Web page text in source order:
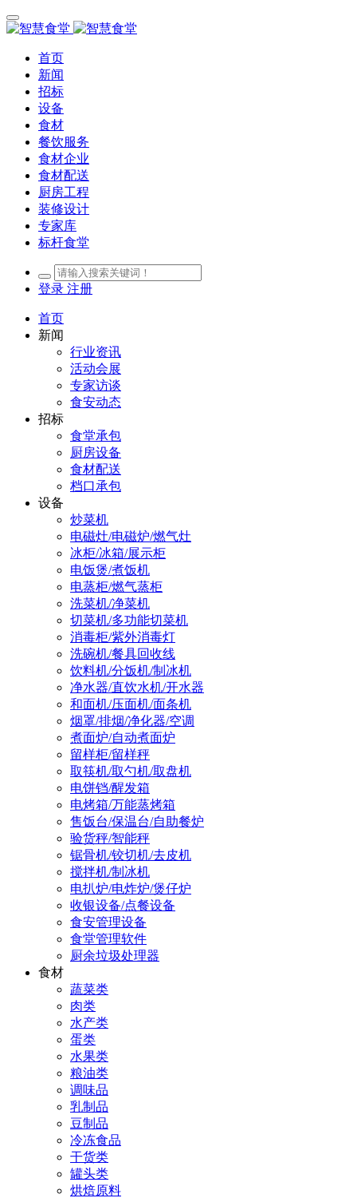
首页
新闻
招标
设备
食材
餐饮服务
食材企业
食材配送
厨房工程
装修设计
专家库
标杆食堂
登录 注册
首页
新闻
行业资讯
活动会展
专家访谈
食安动态
招标
食堂承包
厨房设备
食材配送
档口承包
设备
炒菜机
电磁灶/电磁炉/燃气灶
冰柜/冰箱/展示柜
电饭煲/煮饭机
电蒸柜/燃气蒸柜
洗菜机/净菜机
切菜机/多功能切菜机
消毒柜/紫外消毒灯
洗碗机/餐具回收线
饮料机/分饭机/制冰机
净水器/直饮水机/开水器
和面机/压面机/面条机
烟罩/排烟/净化器/空调
煮面炉/自动煮面炉
留样柜/留样秤
取筷机/取勺机/取盘机
电饼铛/醒发箱
电烤箱/万能蒸烤箱
售饭台/保温台/自助餐炉
验货秤/智能秤
锯骨机/铰切机/去皮机
搅拌机/制冰机
电扒炉/电炸炉/煲仔炉
收银设备/点餐设备
食安管理设备
食堂管理软件
厨余垃圾处理器
食材
蔬菜类
肉类
水产类
蛋类
水果类
粮油类
调味品
乳制品
豆制品
冷冻食品
干货类
罐头类
烘焙原料